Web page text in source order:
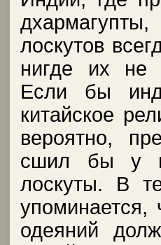
лоскутов
нигде их не
Если бы
китайское
вероятно,
сшил бы у
лоскуты. В
упоминается,
одеяний